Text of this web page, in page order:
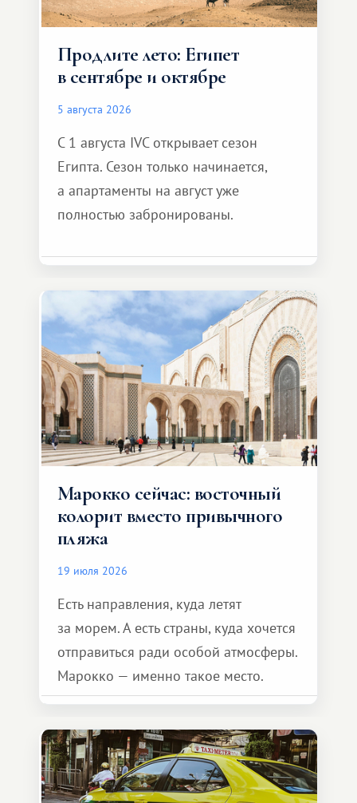
Продлите лето: Египет
в сентябре и октябре
5 августа 2026
С 1 августа IVC открывает сезон
Египта. Сезон только начинается,
а апартаменты на август уже
полностью забронированы.
Марокко сейчас: восточный
колорит вместо привычного
пляжа
19 июля 2026
Есть направления, куда летят
за морем. А есть страны, куда хочется
отправиться ради особой атмосферы.
Марокко — именно такое место.